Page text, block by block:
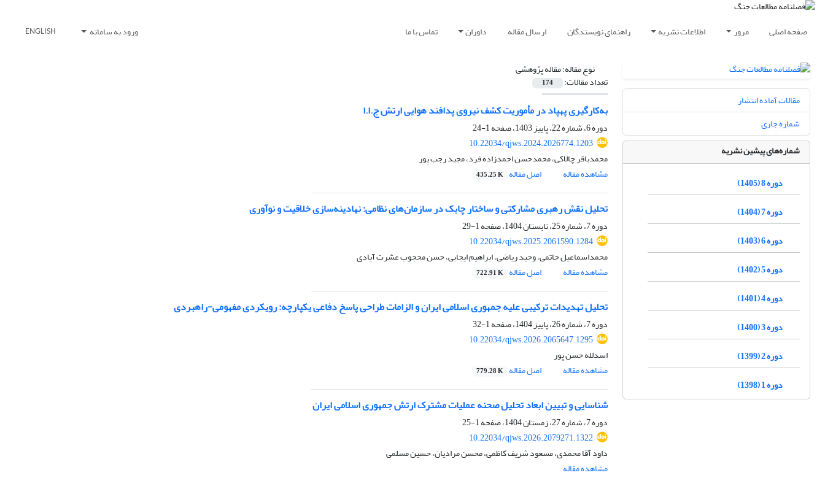
صفحه اصلی مرور اطلاعات نشریه راهنمای نویسندگان ارسال مقاله داوران تماس با ما ورود به سامانه ENGLISH
نوع مقاله:مقاله پژوهشی
تعداد مقالات: 174
به‌کارگیری پهپاد در مأموریت‌ کشف نیروی پدافند هوایی ارتش ج.ا.ا
دوره 6، شماره 22، پاییز 1403، صفحه
1-24
10.22034/qjws.2024.2026774.1203
محمدباقر چالاکی، محمدحسن احمدزاده فرد، مجید رجب پور
مشاهده مقاله
اصل مقاله 435.25 K
تحلیل نقش رهبری مشارکتی و ساختار چابک در سازمان‌های نظامی: نهادینه‌سازی خلاقیت و نوآوری
دوره 7، شماره 25، تابستان 1404، صفحه
1-29
10.22034/qjws.2025.2061590.1284
محمداسماعیل حاتمی، وحید ریاضی، ابراهیم ایجابی، حسن محجوب عشرت آبادی
مشاهده مقاله
اصل مقاله 722.91 K
تحلیل تهدیدات ترکیبی علیه جمهوری اسلامی ایران و الزامات طراحی پاسخ دفاعی یکپارچه: رویکردی مفهومی-راهبردی
دوره 7، شماره 26، پاییز 1404، صفحه
1-32
10.22034/qjws.2026.2065647.1295
اسدلله حسن پور
مشاهده مقاله
اصل مقاله 779.28 K
شناسایی و تبیین ابعاد تحلیل صحنه عملیات مشترک ارتش جمهوری اسلامی ایران
دوره 7، شماره 27، زمستان 1404، صفحه
1-25
10.22034/qjws.2026.2079271.1322
داود آقا محمدی، مسعود شریف کاظمی، محسن مرادیان، حسین مسلمی
مشاهده مقاله
مقالات آماده انتشار
شماره جاری
شماره‌های پیشین نشریه
دوره 8 (1405)
دوره 7 (1404)
دوره 6 (1403)
دوره 5 (1402)
دوره 4 (1401)
دوره 3 (1400)
دوره 2 (1399)
دوره 1 (1398)